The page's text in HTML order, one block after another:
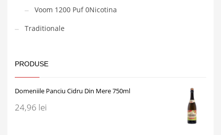
Voom 1200 Puf 0Nicotina
Traditionale
PRODUSE
Domeniile Panciu Cidru Din Mere 750ml
24,96 lei